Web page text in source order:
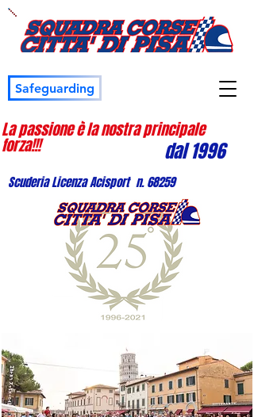
Safeguarding
La passione è la nostra principale
forza!!! dal 1996
Scuderia Licenza Acisport n. 68259